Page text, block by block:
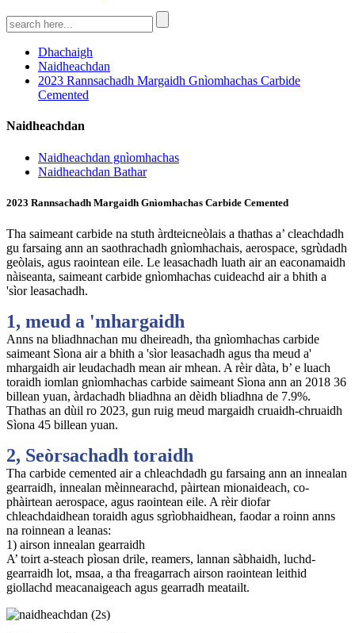
Dhachaigh
Naidheachdan
2023 Rannsachadh Margaidh Gnìomhachas Carbide
Cemented
Naidheachdan
Naidheachdan gnìomhachas
Naidheachdan Bathar
2023 Rannsachadh Margaidh Gnìomhachas Carbide Cemented
Tha saimeant carbide na stuth àrdteicneòlais a thathas a’ cleachdadh
gu farsaing ann an saothrachadh gnìomhachais, aerospace, sgrùdadh
geòlais, agus raointean eile. Le leasachadh luath air an eaconamaidh
nàiseanta, saimeant carbide gnìomhachas cuideachd air a bhith a
'sìor leasachadh.
1, meud a 'mhargaidh
Anns na bliadhnachan mu dheireadh, tha gnìomhachas carbide
saimeant Sìona air a bhith a 'sìor leasachadh agus tha meud a'
mhargaidh air leudachadh mean air mhean. A rèir dàta, b’ e luach
toraidh iomlan gnìomhachas carbide saimeant Sìona ann an 2018 36
billean yuan, àrdachadh bliadhna an dèidh bliadhna de 7.9%.
Thathas an dùil ro 2023, gun ruig meud margaidh cruaidh-chruaidh
Sìona 45 billean yuan.
2, Seòrsachadh toraidh
Tha carbide cemented air a chleachdadh gu farsaing ann an innealan
gearraidh, innealan mèinnearachd, pàirtean mionaideach, co-
phàirtean aerospace, agus raointean eile. A rèir diofar
chleachdaidhean toraidh agus sgrìobhaidhean, faodar a roinn anns
na roinnean a leanas:
1) airson innealan gearraidh
A’ toirt a-steach pìosan drile, reamers, lannan sàbhaidh, luchd-
gearraidh lot, msaa, a tha freagarrach airson raointean leithid
giollachd meacanaigeach agus gearradh meatailt.